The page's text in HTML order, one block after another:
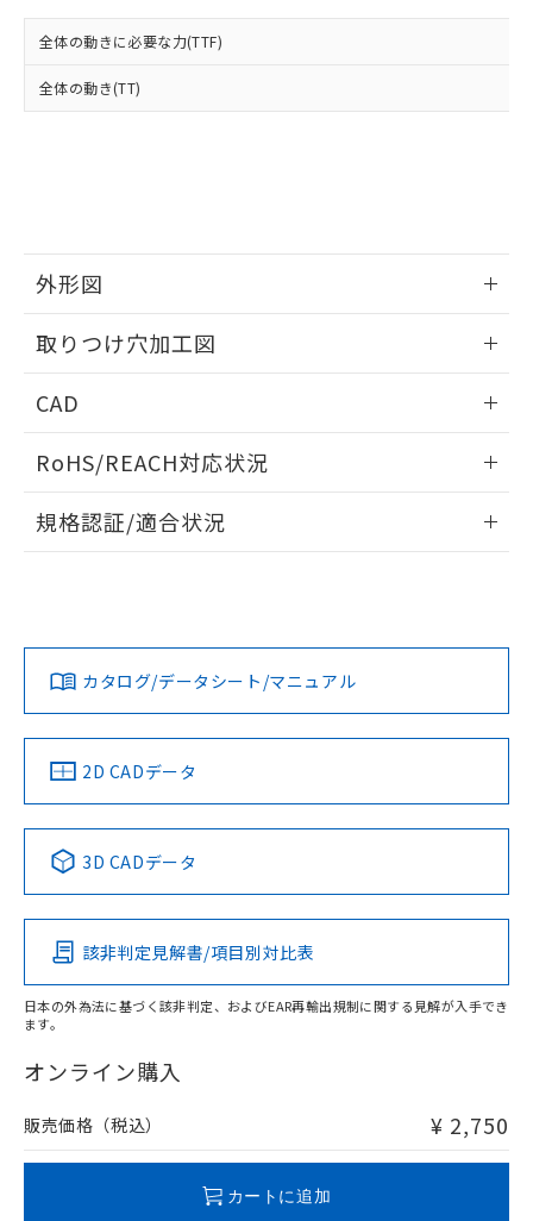
全体の動きに必要な力(TTF)
全体の動き(TT)
外形図
取りつけ穴加工図
CAD
ドすることができます。
ログイン/会員登録
ダウンロードデータをご利用いただく前に、以下を必ずお読
みください。
ソフトウェアの使用条件
RoHS/REACH対応状況
EU RoHS 注意事項・凡例
対応済み
中国 RoHS 注意事項・凡例
Pb Hg Cd Cr(VI)
O
在庫等で未対応品が混在する可能性があります。
問い合わせください。
規格認証/適合状況
LR型式承認
（イギリス
船舶規格）
DNV型式承認
（ノルウェー
BV型式承認
（フランス
KR型式
（韓国
No No No No
この製品の規格認証/適合状況ページへ
その他の認証はこちらのページからご検索ください
カタログ/データシート/マニュアル
2D CADデータ
3D CADデータ
該非判定見解書/項目別対比表
日本の外為法に基づく該非判定、およびEAR再輸出規制に関する見解が入手でき
ます。
オンライン購入
販売価格（税込） ¥ 2,750
カートに追加
および当社の共同利用者が、当社の製
品・サービスに関するお客様との取
をご了承ください。
※当社の共同利用者とは、"個人情報
下記の非含有証明書をダウンロードするこ
とができます。
EU RoHS指令（10物質）の非含有証明書
物質の対応では、対応完了までの期間は出
荷製品に未対応品が混在することから備考
既に当社にて対応品への在庫切替を完了
していることから、特段のことがない限
り、2022年1月12日より割愛しておりま